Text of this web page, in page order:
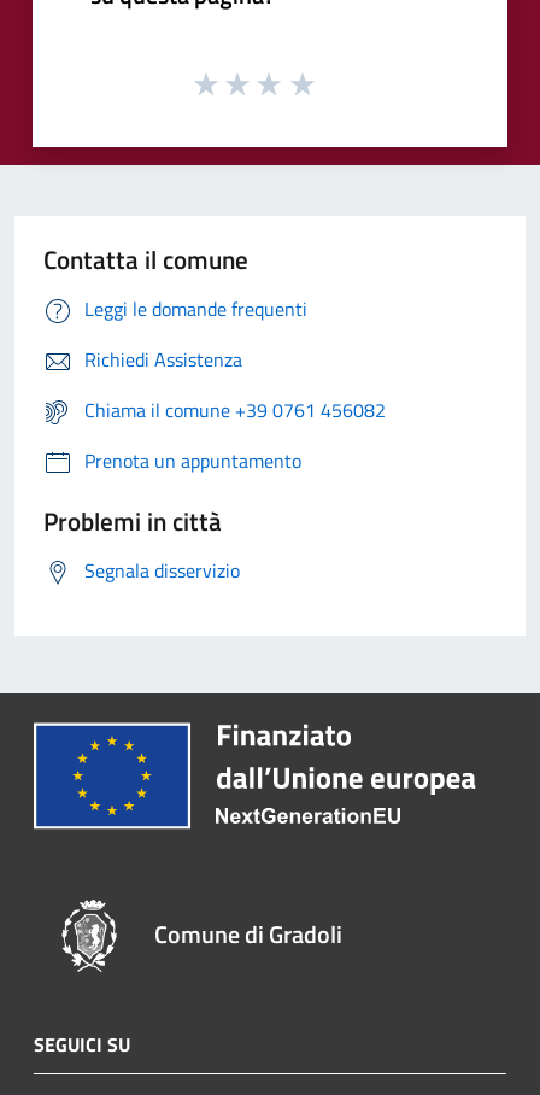
Contatta il comune
Leggi le domande frequenti
Richiedi Assistenza
Chiama il comune +39 0761 456082
Prenota un appuntamento
Problemi in città
Segnala disservizio
Comune di Gradoli
SEGUICI SU